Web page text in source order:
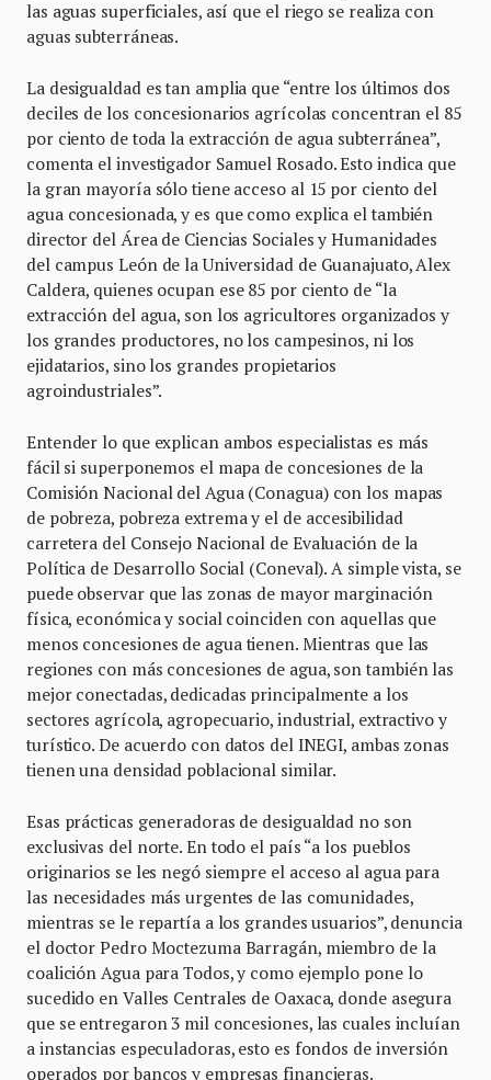
las aguas superficiales, así que el riego se realiza con
aguas subterráneas.
La desigualdad es tan amplia que “entre los últimos dos
deciles de los concesionarios agrícolas concentran el 85
por ciento de toda la extracción de agua subterránea”,
comenta el investigador Samuel Rosado. Esto indica que
la gran mayoría sólo tiene acceso al 15 por ciento del
agua concesionada, y es que como explica el también
director del Área de Ciencias Sociales y Humanidades
del campus León de la Universidad de Guanajuato, Alex
Caldera, quienes ocupan ese 85 por ciento de “la
extracción del agua, son los agricultores organizados y
los grandes productores, no los campesinos, ni los
ejidatarios, sino los grandes propietarios
agroindustriales”.
Entender lo que explican ambos especialistas es más
fácil si superponemos el mapa de concesiones de la
Comisión Nacional del Agua (Conagua) con los mapas
de pobreza, pobreza extrema y el de accesibilidad
carretera del Consejo Nacional de Evaluación de la
Política de Desarrollo Social (Coneval). A simple vista, se
puede observar que las zonas de mayor marginación
física, económica y social coinciden con aquellas que
menos concesiones de agua tienen. Mientras que las
regiones con más concesiones de agua, son también las
mejor conectadas, dedicadas principalmente a los
sectores agrícola, agropecuario, industrial, extractivo y
turístico. De acuerdo con datos del INEGI, ambas zonas
tienen una densidad poblacional similar.
Esas prácticas generadoras de desigualdad no son
exclusivas del norte. En todo el país “a los pueblos
originarios se les negó siempre el acceso al agua para
las necesidades más urgentes de las comunidades,
mientras se le repartía a los grandes usuarios”, denuncia
el doctor Pedro Moctezuma Barragán, miembro de la
coalición Agua para Todos, y como ejemplo pone lo
sucedido en Valles Centrales de Oaxaca, donde asegura
que se entregaron 3 mil concesiones, las cuales incluían
a instancias especuladoras, esto es fondos de inversión
operados por bancos y empresas financieras.